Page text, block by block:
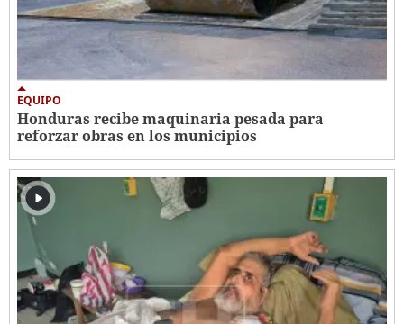
EQUIPO
Honduras recibe maquinaria pesada para
reforzar obras en los municipios